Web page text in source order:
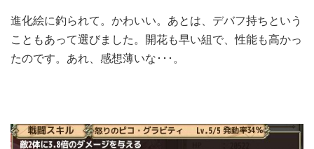
進化絵に釣られて。かわいい。あとは、デバフ持ちという
こともあって選びました。開花も早い組で、性能も高かっ
たのです。あれ、感想薄いな･･･。